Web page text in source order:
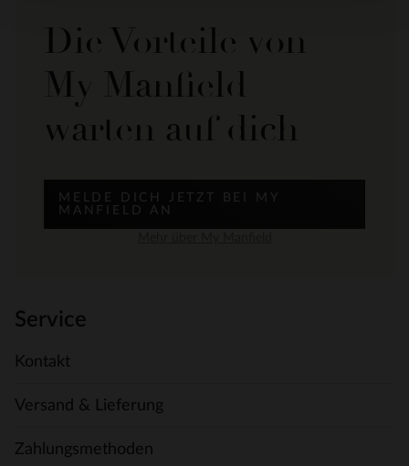
Die Vorteile von
My Manfield
warten auf dich
MELDE DICH JETZT BEI MY
MANFIELD AN
Service
Kontakt
Versand & Lieferung
Zahlungsmethoden